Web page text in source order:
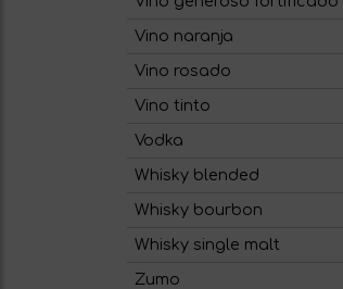
Vino naranja
Vino rosado
Vino tinto
Vodka
Whisky blended
Whisky bourbon
Whisky single malt
Zumo